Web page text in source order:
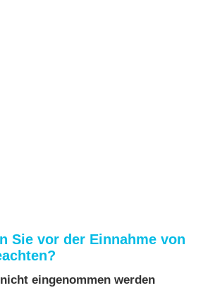
Sie vor der Einnahme von
eingenommen werden